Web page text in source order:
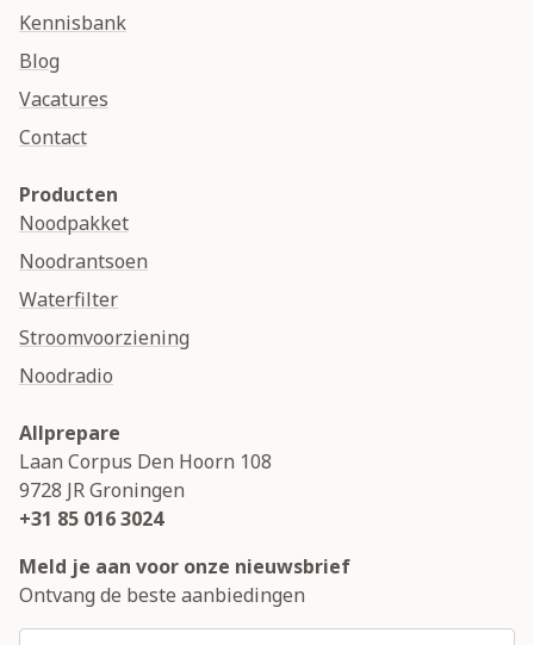
Kennisbank
Blog
Vacatures
Contact
Producten
Noodpakket
Noodrantsoen
Waterfilter
Stroomvoorziening
Noodradio
Allprepare
Laan Corpus Den Hoorn 108
9728 JRGroningen
+31 85 016 3024
Meld je aan voor onze nieuwsbrief
Ontvang de beste aanbiedingen